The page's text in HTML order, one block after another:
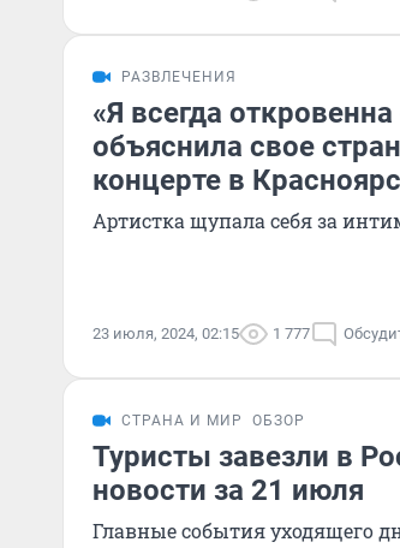
РАЗВЛЕЧЕНИЯ
«Я всегда
объяснила свое
концерте в
Артистка щупала себя за
23 июля, 2024, 02:15 1 777
СТРАНА И МИР ОБЗОР
Туристы завезли в
новости за 21 июля
Главные события уходящего